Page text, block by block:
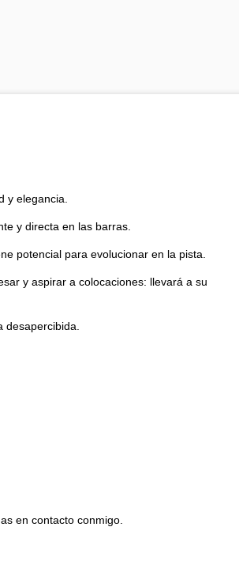
y elegancia.
y directa en las barras.
potencial para evolucionar en la pista.
y aspirar a colocaciones: llevará a su
en contacto conmigo.